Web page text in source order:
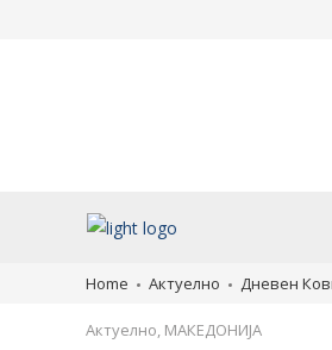
Home Актуелно Дневен
Актуелно, МАКЕДОНИЈА